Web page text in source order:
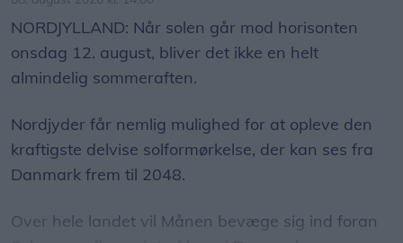
Nordjyder får nemlig mulighed for at opleve den
kraftigste delvise solformørkelse, der kan ses fra
Danmark frem til 2048.
Over hele landet vil Månen bevæge sig ind foran
Solen, og afhængigt af hvor i Danmark man
befinder sig, vil op mod 86 procent af Solens skive
Vis mere